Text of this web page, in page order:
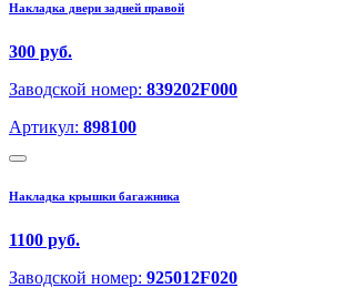
Накладка двери задней правой
300 руб.
Заводской номер: 839202F000
Артикул: 898100
Накладка крышки багажника
1100 руб.
Заводской номер: 925012F020